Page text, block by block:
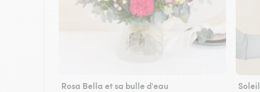
Rosa Bella et sa bulle d'eau Soleil